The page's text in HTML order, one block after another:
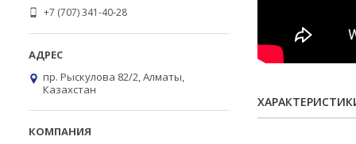
+7 (707) 341-40-28
пр. Рыскулова 82/2, Алматы,
Казахстан